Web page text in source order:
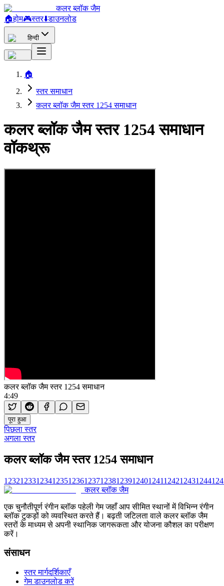
कलर ब्लॉक जैम
🏠होम🎮स्तर⬇️डाउनलोड
हिन्दी
🏠
स्तर समाधान
कलर ब्लॉक जैम स्तर 1254 समाधान
कलर ब्लॉक जैम स्तर 1254 समाधान
वॉकथ्रू
कलर ब्लॉक जैम स्तर 1254 समाधान
4:49
पूरा हुआ
पिछला स्तर
अगला स्तर
कलर ब्लॉक जैम स्तर 1254 समाधान
1232123312341235123612371238123912401241124212431244
कलर ब्लॉक जैम
एक चुनौतीपूर्ण रंगीन ब्लॉक पहेली गेम जहाँ आप सीमित स्थानों में विभिन्न रंगीन
ब्लॉक टुकड़ों को व्यवस्थित करते हैं। बढ़ती जटिलता वाले कलर ब्लॉक जैम
स्तरों के माध्यम से अपनी स्थानिक जागरूकता और योजना कौशल का परीक्षण
करें।
संसाधन
स्तर मार्गदर्शिकाएँ
गेम डाउनलोड करें